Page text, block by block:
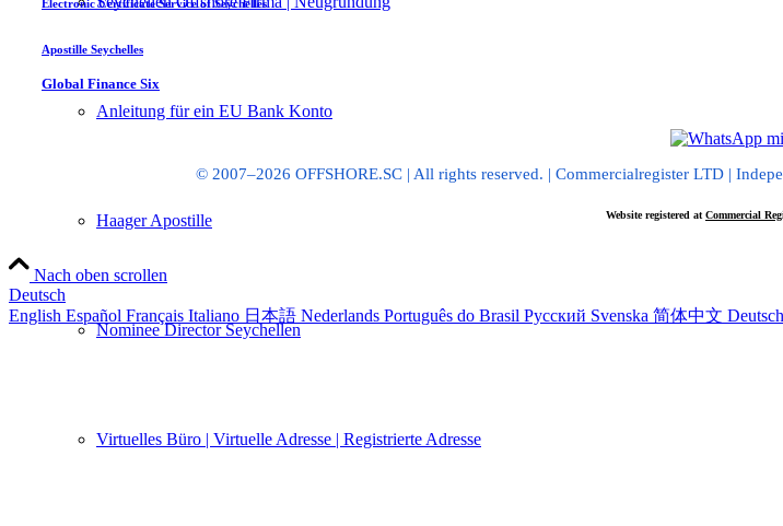
Anleitung für ein EU Bank Konto
Haager Apostille
Nominee Director Seychellen
Virtuelles Büro | Virtuelle Adresse | Registrierte Adresse
Electronic Certificate Service of Seychelles
Apostille Seychelles
Global Finance Six
© 2007–2026 OFFSHORE.SC | All rights reserved. | Commercialregister LTD |
Website registered at Commercial
Nach oben scrollen
Deutsch
English Español Français Italiano 日本語 Nederlands Português do Brasil Русский Svenska 简体中文 Deutsch